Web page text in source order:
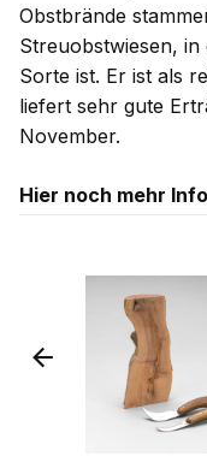
Obstbrände
Streuobstwiesen,
Sorte ist. Er ist als
liefert sehr gute
November.
Hier noch mehr